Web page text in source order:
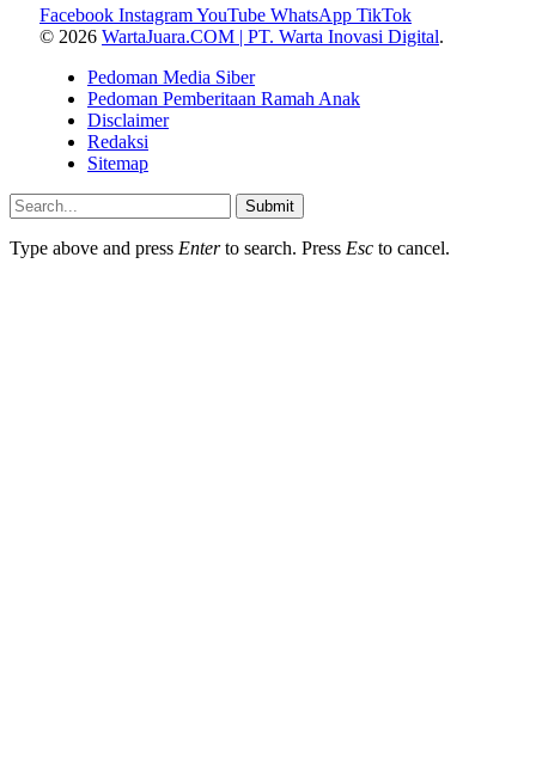
Facebook InstagramYouTube WhatsApp TikTok
© 2026 WartaJuara.COM | PT. Warta Inovasi Digital.
Pedoman Media Siber
Pedoman Pemberitaan Ramah Anak
Disclaimer
Redaksi
Sitemap
Submit
Type above and press Enterto search. Press Esc to cancel.